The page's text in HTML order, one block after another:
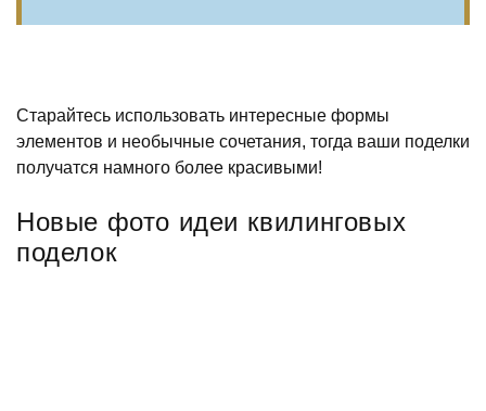
Старайтесь использовать интересные формы
элементов и необычные сочетания, тогда ваши поделки
получатся намного более красивыми!
Новые фото идеи квилинговых
поделок